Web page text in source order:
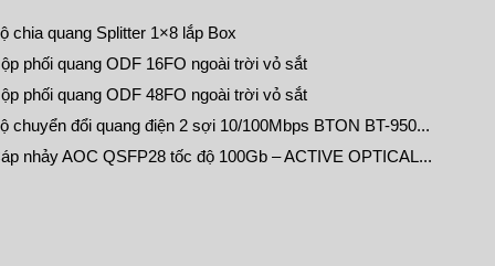
chia quang Splitter 1×8 lắp Box
phối quang ODF 16FO ngoài trời vỏ sắt
phối quang ODF 48FO ngoài trời vỏ sắt
chuyển đổi quang điện 2 sợi 10/100Mbps BTON BT-950...
nhảy AOC QSFP28 tốc độ 100Gb – ACTIVE OPTICAL...